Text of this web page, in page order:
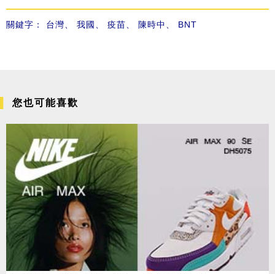
關鍵字： 台灣、 我國 、 疫苗、 陳時中、 BNT
您也可能喜歡